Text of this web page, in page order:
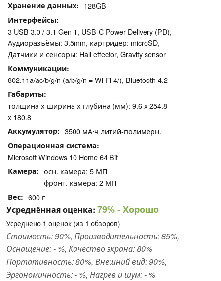
Хранение данных 128GB
Интерфейсы
3 USB 3.0 / 3.1 Gen 1, USB-C Power Delivery (PD),
Аудиоразъёмы: 3.5mm, картридер: microSD,
Датчики и сенсоры: Hall effector, Gravity sensor
Коммуникации
802.11a/ac/b/g/n (a/b/g/n = Wi-Fi 4/), Bluetooth 4.2
Габариты
толщина х ширина х глубина (мм): 9.6 x 254.8
x 180.8
Аккумулятор 3500 мА⋅ч литий-полимерн.
Операционная система
Microsoft Windows 10 Home 64 Bit
Камера
осн. камера: 5 МП
фронт. камера: 2 МП
Вес 600 г
Усреднённая оценка: 79%- Хорошо
Усреднено 1 оценок (из 1 обзоров)
Стоимость: 90%, Производительность: 85%,
Оснащение: - %, Качество экрана: 80%
Портативность: 80%, Внешний вид: 90%,
Эргономичность: - %, Нагрев и шум: - %